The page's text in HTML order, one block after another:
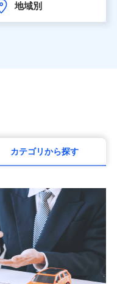
式会社
www.metlife.co.jp/)
kailash.co.jp/)
www.i-
(https://www.sbipet-
地域別
カテゴリから探す